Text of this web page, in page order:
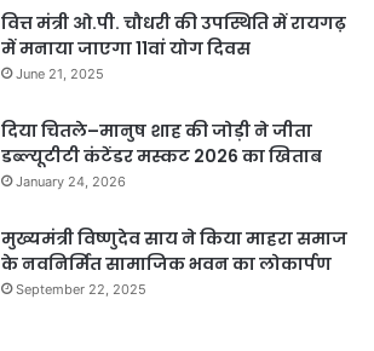
वित्त मंत्री ओ.पी. चौधरी की उपस्थिति में रायगढ़
में मनाया जाएगा 11वां योग दिवस
June 21, 2025
दिया चितले–मानुष शाह की जोड़ी ने जीता
डब्ल्यूटीटी कंटेंडर मस्कट 2026 का खिताब
January 24, 2026
मुख्यमंत्री विष्णुदेव साय ने किया माहरा समाज
के नवनिर्मित सामाजिक भवन का लोकार्पण
September 22, 2025